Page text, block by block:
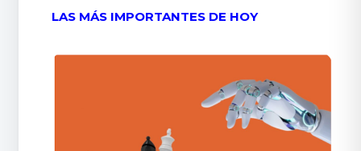
LAS MÁS IMPORTANTES DE HOY